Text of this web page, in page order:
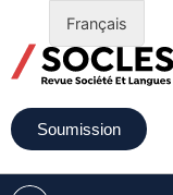
Soumission
Français